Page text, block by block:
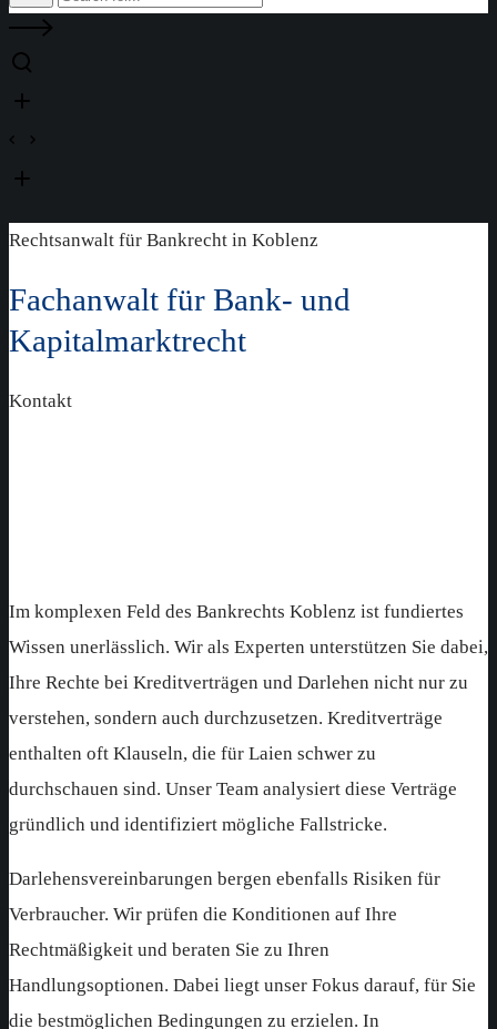
Rechtsanwalt für Bankrecht in Koblenz
Fachanwalt für Bank- und
Kapitalmarktrecht
Kontakt
Im komplexen Feld des Bankrechts Koblenz ist fundiertes
Wissen unerlässlich. Wir als Experten unterstützen Sie dabei,
Ihre Rechte bei Kreditverträgen und Darlehen nicht nur zu
verstehen, sondern auch durchzusetzen. Kreditverträge
enthalten oft Klauseln, die für Laien schwer zu
durchschauen sind. Unser Team analysiert diese Verträge
gründlich und identifiziert mögliche Fallstricke.
Darlehensvereinbarungen bergen ebenfalls Risiken für
Verbraucher. Wir prüfen die Konditionen auf Ihre
Rechtmäßigkeit und beraten Sie zu Ihren
Handlungsoptionen. Dabei liegt unser Fokus darauf, für Sie
die bestmöglichen Bedingungen zu erzielen. In